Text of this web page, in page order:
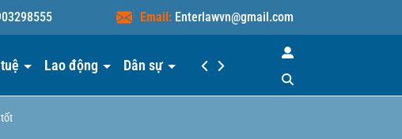
Email: Enterlawvn@gmail.com
Lao động Dân sự Hiểu luật